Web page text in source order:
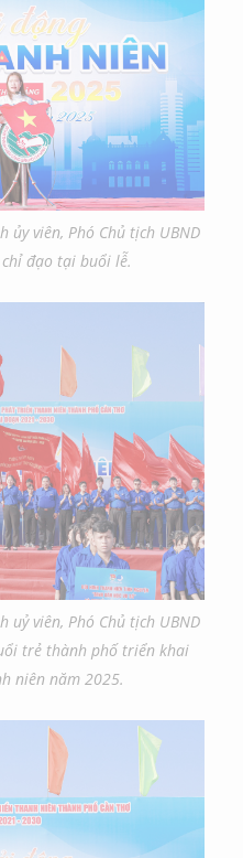
ủy viên, Phó Chủ tịch UBND
đạo tại buổi lễ.
uỷ viên, Phó Chủ tịch UBND
trẻ thành phố triển khai
niên năm 2025.